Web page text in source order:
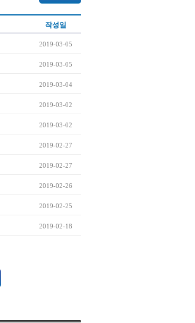
작성일
2019-03-05
2019-03-05
2019-03-04
2019-03-02
2019-03-02
2019-02-27
2019-02-27
2019-02-26
2019-02-25
2019-02-18